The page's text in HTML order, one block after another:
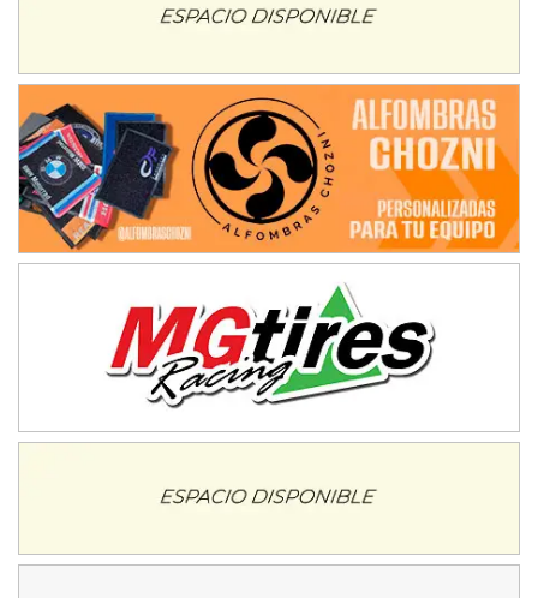
COBERTURA ESPECIAL DE E-KART.COM.AR
IAME SERIES ARGENTINA 6
Ramiro Tot (Asfalto)
Baradero (Buenos Aires)
KDO - F6
Ciudad de Trenque Lauquen (Asfalto)
Trenque Lauquen (Buenos Aires)
ENTRERRIANO - F6 (POSTERGADA)
Villaguay (Entre Ríos)
VICTORIENSE - F7
El Cerro (Tierra)
Victoria (Entre Ríos)
Gral. E. Godoy (Río Negro)
Juventud Unida (Tierra)